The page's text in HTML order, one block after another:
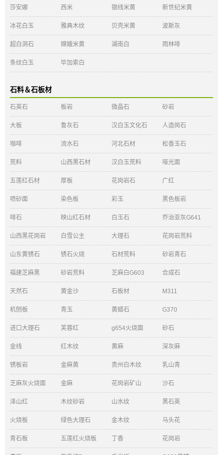
莎安娜 西米 银线米黄 新世纪米黄
冰花白玉 雅典木纹 贝壳米黄 波斯灰
超白洞石 嫦娥米黄 湖南白 雨林啡
条纹白玉 毕加索白
石料＆石板材
石英石 板岩 微晶石 砂岩
大板 鲁灰石 汉白玉文化石 人造岗石
咖啡 流水石 河北石材 松香玉石
荒料 山西黑石材 汉白玉荒料 哑光面
五莲红石材 厚板 花岗岩石 广红
喷砂面 染色板 彩玉 黑色板岩
啡石 映山红石材 白玉石 乔治亚灰G641
山西黑花岗岩 白雪公主 大理石 花岗岩荒料
山东黄锈石 锈石火烧 石材荒料 砂岩青石
福建芝麻黑 砂岩荒料 芝麻白G603 合成石
天然石 黄金沙 石板材 M311
机刨板 青玉 黄蜡石 G370
进口大理石 芙蓉红 g654火烧面 砂石
金线 红木纹 黄麻 深灰麻
锈板岩 金麻黄 贵州白木纹 乳山青
芝麻灰火烧面 金麻 花岗岩矿山 沙石
泽山红 木纹砂岩 山水纹 黑石英
火烧板 绿色大理石 金木纹 马头花
青石板 五莲红火烧板 丁香 花岗岩